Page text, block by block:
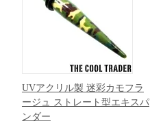
UVアクリル製 迷彩カモフラ
ージュ ストレート型エキスパ
ンダー